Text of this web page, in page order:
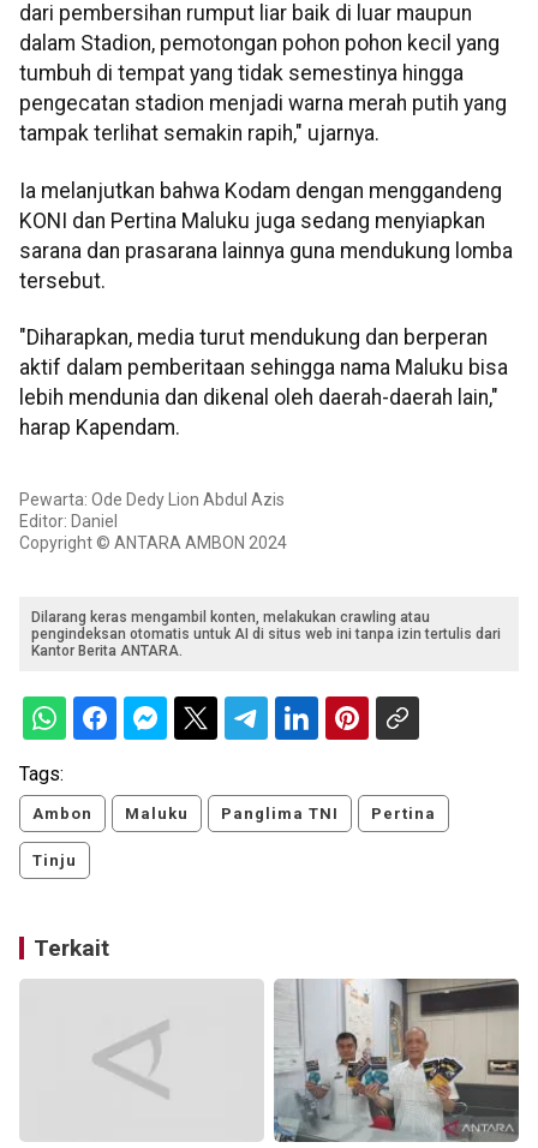
dari pembersihan rumput liar baik di luar maupun
dalam Stadion, pemotongan pohon pohon kecil yang
tumbuh di tempat yang tidak semestinya hingga
pengecatan stadion menjadi warna merah putih yang
tampak terlihat semakin rapih," ujarnya.
Ia melanjutkan bahwa Kodam dengan menggandeng
KONI dan Pertina Maluku juga sedang menyiapkan
sarana dan prasarana lainnya guna mendukung lomba
tersebut.
"Diharapkan, media turut mendukung dan berperan
aktif dalam pemberitaan sehingga nama Maluku bisa
lebih mendunia dan dikenal oleh daerah-daerah lain,"
harap Kapendam.
Pewarta: Ode Dedy Lion Abdul Azis
Editor: Daniel
Copyright © ANTARA AMBON 2024
Dilarang keras mengambil konten, melakukan crawling atau
pengindeksan otomatis untuk AI di situs web ini tanpa izin tertulis dari
Kantor Berita ANTARA.
Tags:
Ambon Maluku Panglima TNI Pertina
Tinju
Terkait